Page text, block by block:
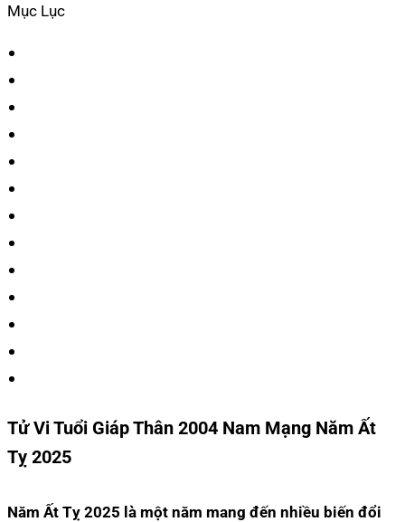
Mục Lục
Tử Vi Tuổi Giáp Thân 2004 Nam Mạng Năm Ất
Tỵ 2025
Năm Ất Tỵ 2025 là một năm mang đến nhiều biến đổi